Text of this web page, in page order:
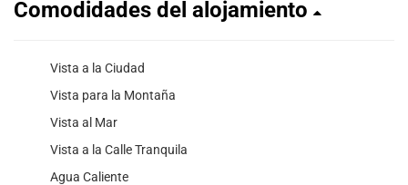
Comodidades del alojamiento
Vista a la Ciudad
Vista para la Montaña
Vista al Mar
Vista a la Calle Tranquila
Agua Caliente